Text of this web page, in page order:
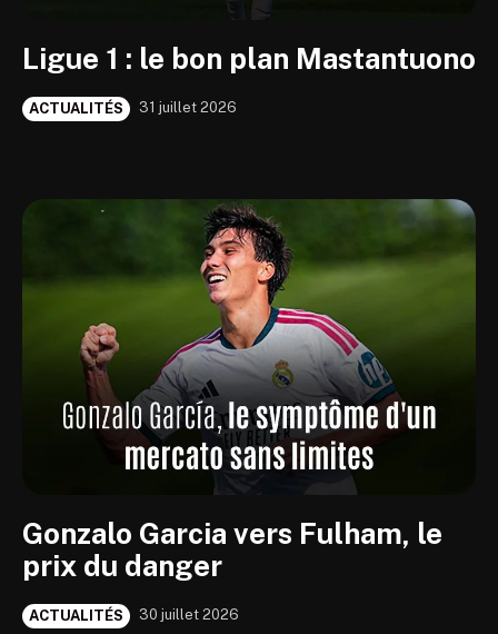
Ligue 1 : le bon plan Mastantuono
ACTUALITÉS 31 juillet 2026
Gonzalo Garcia vers Fulham, le
prix du danger
ACTUALITÉS 30 juillet 2026